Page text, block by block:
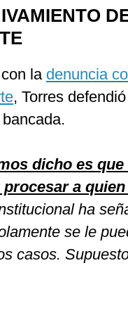
la denuncia
, Torres
dicho es
a
ha
se le
casos.